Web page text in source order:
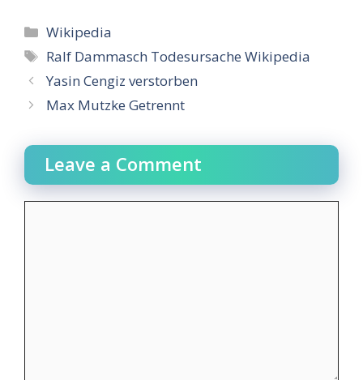
Categories
Wikipedia
Tags
Ralf Dammasch Todesursache Wikipedia
Yasin Cengiz verstorben
Max Mutzke Getrennt
Leave a Comment